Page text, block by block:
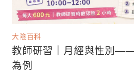
大陰百科
教師研習｜月經與性別
為例